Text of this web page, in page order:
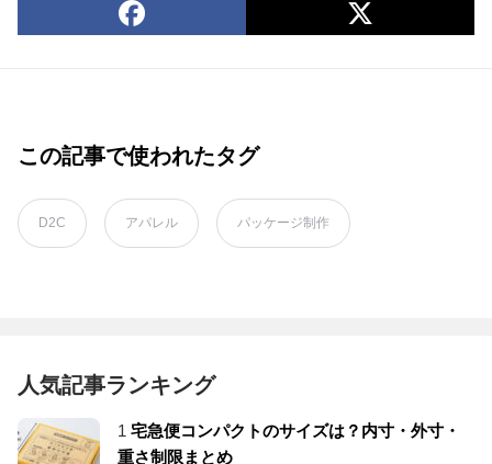
この記事で使われたタグ
D2C アパレル パッケージ制作
人気記事ランキング
1 宅急便コンパクトのサイズは？内寸・外寸・
重さ制限まとめ